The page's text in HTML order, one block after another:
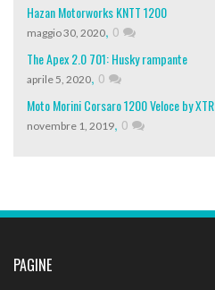
Hazan Motorworks KNTT 1200
maggio 30, 2020, 0
The Apex 2.0 701: Husky rampante
aprile 5, 2020, 0
Moto Morini Corsaro 1200 Veloce by XTR
novembre 1, 2019, 0
PAGINE